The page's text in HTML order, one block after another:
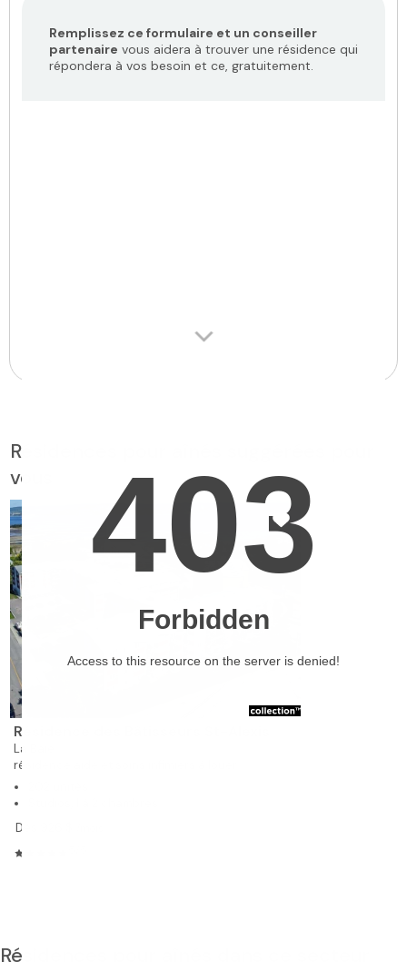
Remplissez ce formulaire et un conseiller
partenaire vous aidera à trouver une résidence qui
répondera à vos besoin et ce, gratuitement.
Résidences pour aînés suggérées pour
vous
Résidence des Bâtisseurs St-Alexis
La Baie
résidence aide et soins infimiers à louer
Dès 926 $
Résidences pour aînés dans ce secteur